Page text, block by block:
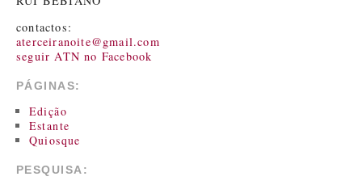
contactos:
aterceiranoite@gmail.com
seguir ATN no Facebook
PÁGINAS:
Edição
Estante
Quiosque
PESQUISA: